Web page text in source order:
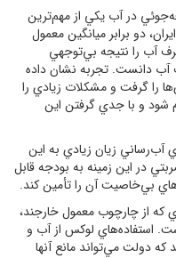
در آب يکي از مهم‌ترين
دو برابر ميانگين معمول
آب را نتيجه بي‌توجهي
دانست. تجربه نشان داده
را گرفت و مشکلات زيادي را
شود و با جدي گرفتن اين
آب‌رساني زيان زيادي به اين
در اين زمينه به بودجه قابل
بي‌خاصيت آن را تأمين کند.
که از چارچوب معمول خارجند،
استفاده‌هاي لوکس از آب و
دولت مي‌تواند مانع آنها